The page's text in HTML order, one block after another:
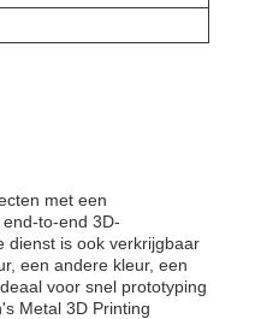
met een
to-end 3D-
dienst is ook verkrijgbaar
een andere kleur, een
voor snel prototyping
Metal 3D Printing